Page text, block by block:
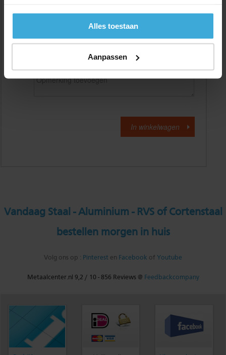
Alles toestaan
Aanpassen
Alle bedragen zijn excl. 21% BTW
Vandaag Staal - Aluminium - RVS of Cortenstaal
bestellen morgen in huis
Volg ons op : Pinterest en Facebook of Youtube
Metaalcenter.nl 9,2 / 10 -856 Reviews @ Feedbackcompany